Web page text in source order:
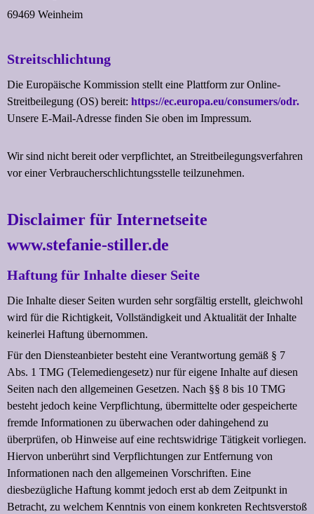
69469 Weinheim
Streitschlichtung
Die Europäische Kommission stellt eine Plattform zur Online-
Streitbeilegung (OS) bereit: https://ec.europa.eu/consumers/odr.
Unsere E-Mail-Adresse finden Sie oben im Impressum.
Wir sind nicht bereit oder verpflichtet, an Streitbeilegungsverfahren
vor einer Verbraucherschlichtungsstelle teilzunehmen.
Disclaimer für Internetseite
www.stefanie-stiller.de
Haftung für Inhalte dieser Seite
Die Inhalte dieser Seiten wurden sehr sorgfältig erstellt, gleichwohl
wird für die Richtigkeit, Vollständigkeit und Aktualität der Inhalte
keinerlei Haftung übernommen.
Für den Diensteanbieter besteht eine Verantwortung gemäß § 7
Abs. 1 TMG (Telemediengesetz) nur für eigene Inhalte auf diesen
Seiten nach den allgemeinen Gesetzen. Nach §§ 8 bis 10 TMG
besteht jedoch keine Verpflichtung, übermittelte oder gespeicherte
fremde Informationen zu überwachen oder dahingehend zu
überprüfen, ob Hinweise auf eine rechtswidrige Tätigkeit vorliegen.
Hiervon unberührt sind Verpflichtungen zur Entfernung von
Informationen nach den allgemeinen Vorschriften. Eine
diesbezügliche Haftung kommt jedoch erst ab dem Zeitpunkt in
Betracht, zu welchem Kenntnis von einem konkreten Rechtsverstoß